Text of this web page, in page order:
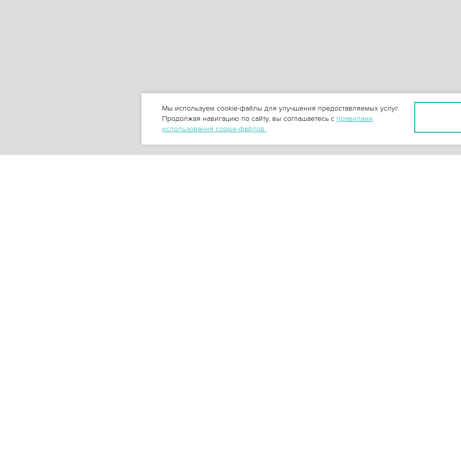
Мы используем cookie-файлы для улучшения предоставляемых услуг.
Продолжая навигацию по сайту, вы соглашаетесь с правилами
использования cookie-файлов .